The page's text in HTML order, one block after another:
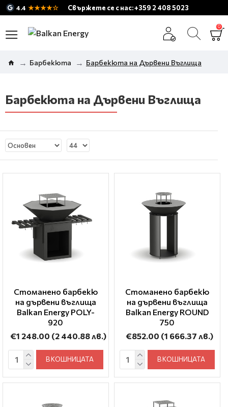
4.4 ★★★★☆ Свържете се с нас: +359 2 408 5023
0
Барбекюта Барбекюта на Дървени Въглища
Барбекюта на Дървени Въглища
Стоманено барбекю
на дървени въглища
Balkan Energy POLY-
920
€1 248.00 (2 440.88 лв.)
В КОШНИЦАТА
Стоманено барбекю
на дървени въглища
Balkan Energy ROUND
750
€852.00 (1 666.37 лв.)
В КОШНИЦАТА